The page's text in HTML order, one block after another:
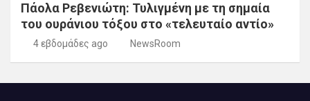
Πάολα Ρεβενιώτη: Τυλιγμένη με τη σημαία
του ουράνιου τόξου στο «τελευταίο αντίο»
4 εβδομάδες ago NewsRoom